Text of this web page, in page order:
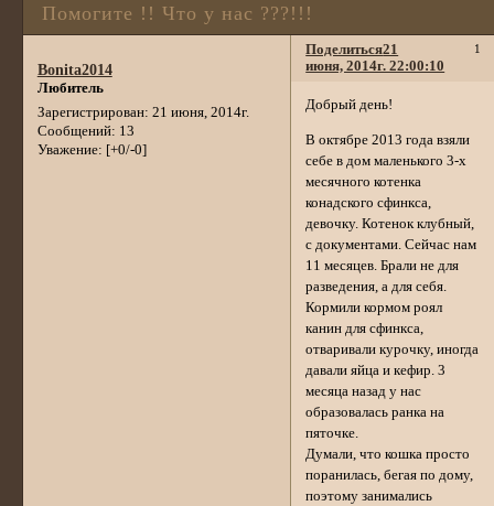
Помогите !! Что у нас ???!!!
Поделиться 1
21
июня, 2014г. 22:00:10
Bonita2014
Любитель
Зарегистрирован: 21 июня, 2014г.
Сообщений: 13
Уважение: [+0/-0]
Добрый день!
В октябре 2013 года взяли
себе в дом маленького 3-х
месячного котенка
конадского сфинкса,
девочку. Котенок клубный,
с документами. Сейчас нам
11 месяцев. Брали не для
разведения, а для себя.
Кормили кормом роял
канин для сфинкса,
отваривали курочку, иногда
давали яйца и кефир. 3
месяца назад у нас
образовалась ранка на
пяточке.
Думали, что кошка просто
поранилась, бегая по дому,
поэтому занимались